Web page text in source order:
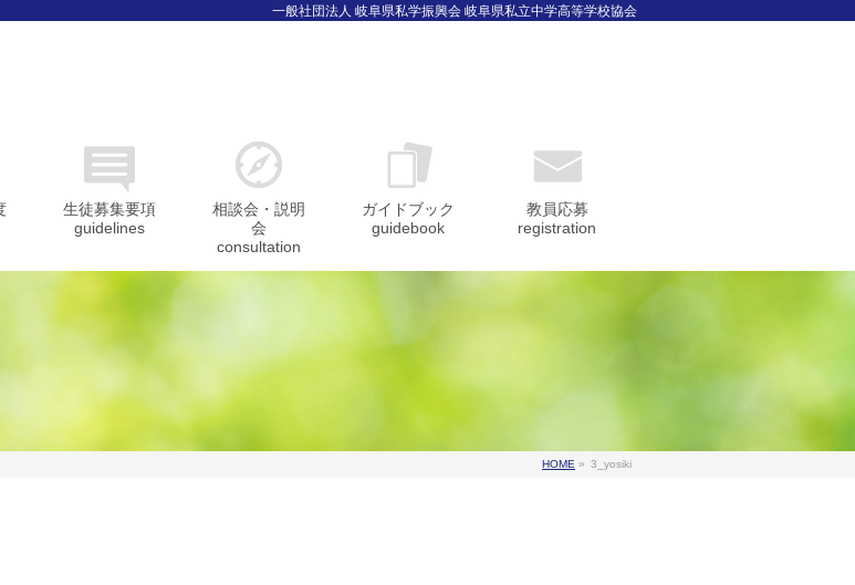
一般社団法人 岐阜県私学振興会 岐阜県私立中学高等学校協会
生徒募集要項
guidelines
相談会・説明
会
consultation
ガイドブック
guidebook
教員応募
registration
HOME » 3_yosiki